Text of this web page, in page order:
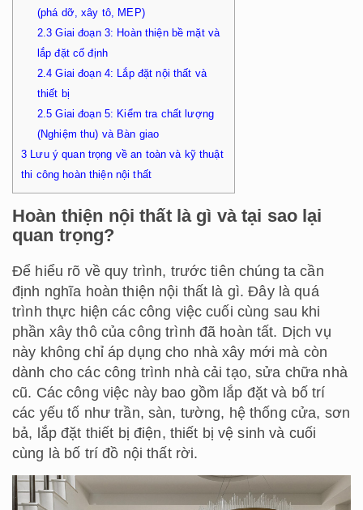
(phá dỡ, xây tô, MEP)
2.3 Giai đoạn 3: Hoàn thiện bề mặt và
lắp đặt cố định
2.4 Giai đoạn 4: Lắp đặt nội thất và
thiết bị
2.5 Giai đoạn 5: Kiểm tra chất lượng
(Nghiệm thu) và Bàn giao
3 Lưu ý quan trọng về an toàn và kỹ thuật
thi công hoàn thiện nội thất
Hoàn thiện nội thất là gì và tại sao lại
quan trọng?
Để hiểu rõ về quy trình, trước tiên chúng ta cần
định nghĩa hoàn thiện nội thất là gì. Đây là quá
trình thực hiện các công việc cuối cùng sau khi
phần xây thô của công trình đã hoàn tất. Dịch vụ
này không chỉ áp dụng cho nhà xây mới mà còn
dành cho các công trình nhà cải tạo, sửa chữa nhà
cũ. Các công việc này bao gồm lắp đặt và bố trí
các yếu tố như trần, sàn, tường, hệ thống cửa, sơn
bả, lắp đặt thiết bị điện, thiết bị vệ sinh và cuối
cùng là bố trí đồ nội thất rời.